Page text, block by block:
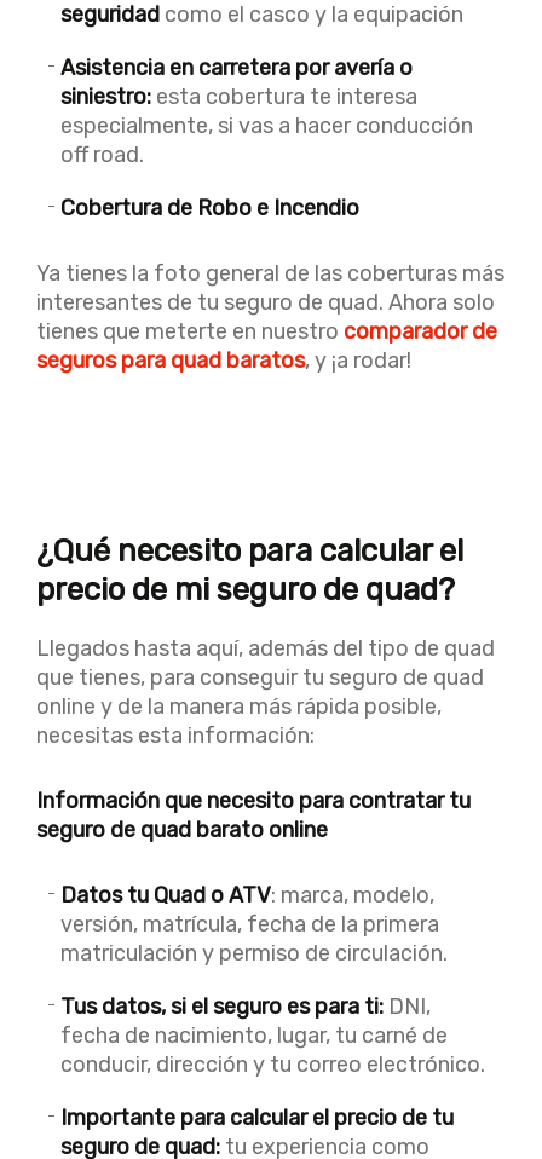
seguridad como el casco y la equipación
Asistencia en carretera por avería o
siniestro: esta cobertura te interesa
especialmente, si vas a hacer conducción
off road.
Cobertura de Robo e Incendio
Ya tienes la foto general de las coberturas más
interesantes de tu seguro de quad. Ahora solo
tienes que meterte en nuestro comparador de
seguros para quad baratos, y ¡a rodar!
¿Qué necesito para calcular el
precio de mi seguro de quad?
Llegados hasta aquí, además del tipo de quad
que tienes, para conseguir tu seguro de quad
online y de la manera más rápida posible,
necesitas esta información:
Información que necesito para contratar tu
seguro de quad barato online
Datos tu Quad o ATV: marca, modelo,
versión, matrícula, fecha de la primera
matriculación y permiso de circulación.
Tus datos, si el seguro es para ti: DNI,
fecha de nacimiento, lugar, tu carné de
conducir, dirección y tu correo electrónico.
Importante para calcular el precio de tu
seguro de quad: tu experiencia como